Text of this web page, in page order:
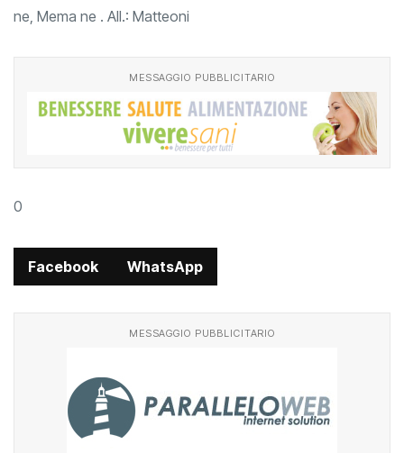
ne, Mema ne . All.: Matteoni
MESSAGGIO PUBBLICITARIO
0
Facebook WhatsApp
MESSAGGIO PUBBLICITARIO